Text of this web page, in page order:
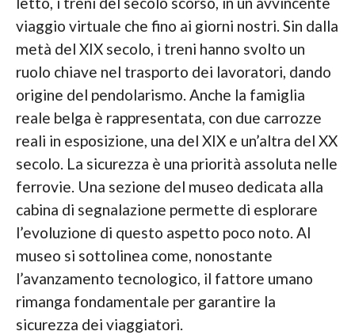
viaggio virtuale che fino ai giorni nostri. Sin dalla
metà del XIX secolo, i treni hanno svolto un
ruolo chiave nel trasporto dei lavoratori, dando
origine del pendolarismo. Anche la famiglia
reale belga è rappresentata, con due carrozze
reali in esposizione, una del XIX e un’altra del XX
secolo. La sicurezza è una priorità assoluta nelle
ferrovie. Una sezione del museo dedicata alla
cabina di segnalazione permette di esplorare
l’evoluzione di questo aspetto poco noto. Al
museo si sottolinea come, nonostante
l’avanzamento tecnologico, il fattore umano
rimanga fondamentale per garantire la
sicurezza dei viaggiatori.